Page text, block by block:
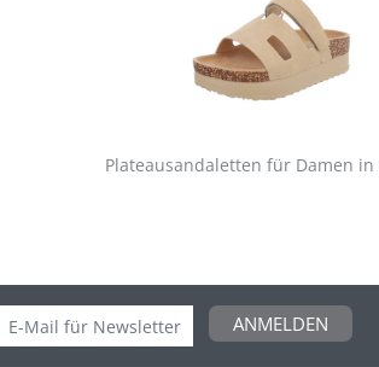
Plateausandaletten für Damen in
ANMELDEN